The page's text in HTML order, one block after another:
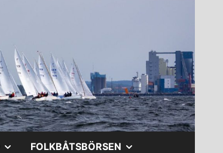
VISAFOLKBÅTSBÖRSEN